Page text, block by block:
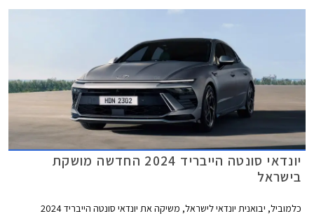
יונדאי סונטה הייבריד 2024 החדשה מושקת
בישראל
כלמוביל, יבואנית יונדאי לישראל, משיקה את יונדאי סונטה הייבריד 2024